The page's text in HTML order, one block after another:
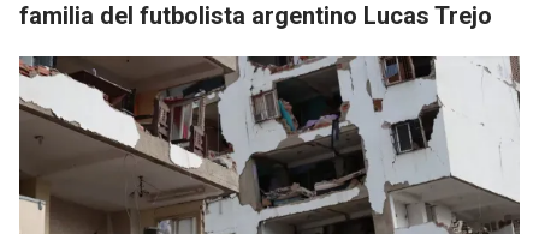
familia del futbolista argentino Lucas Trejo